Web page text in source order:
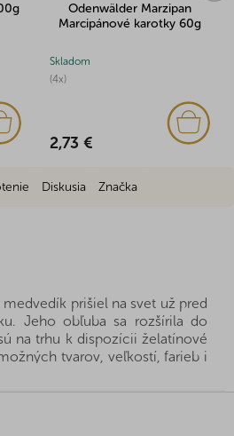
Odenwälder Marzipan
Marcipánové karotky 60g
(4x)
Skladom
2,73 €
Diskusia Značka
prišiel na svet už pred
Jeho obľuba sa rozšírila do
na trhu k dispozícii želatínové
tvarov, veľkostí, farieb i
detskej oslave. Mohlo by sa